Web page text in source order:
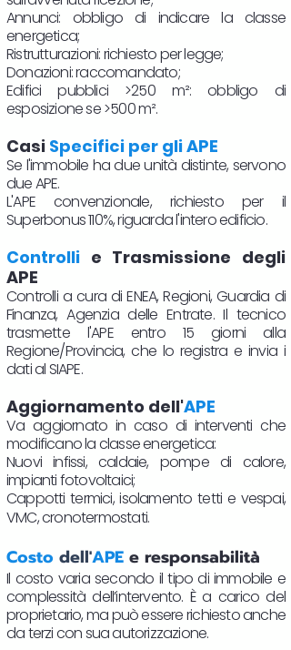
Annunci: obbligo di indicare la classe
energetica;
Ristrutturazioni: richiesto per legge;
Donazioni: raccomandato;
Edifici pubblici >250 m²: obbligo di
esposizione se >500 m².
Casi Specifici per gli APE
Se l'immobile ha due unità distinte, servono
due APE.
L'APE convenzionale, richiesto per il
Superbonus 110%, riguarda l'intero edificio.
Controlli e Trasmissione degli
APE
Controlli a cura di ENEA, Regioni, Guardia di
Finanza, Agenzia delle Entrate. Il tecnico
trasmette l'APE entro 15 giorni alla
Regione/Provincia, che lo registra e invia i
dati al SIAPE.
Aggiornamento dell'APE
Va aggiornato in caso di interventi che
modificano la classe energetica:
Nuovi infissi, caldaie, pompe di calore,
impianti fotovoltaici;
Cappotti termici, isolamento tetti e vespai,
VMC, cronotermostati.​
Costo dell'APE e responsabilità
Il costo varia secondo il tipo di immobile e
complessità dell’intervento. È a carico del
proprietario, ma può essere richiesto anche
da terzi con sua autorizzazione.